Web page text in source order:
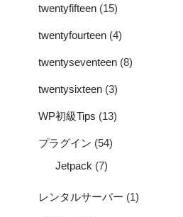
twentyfifteen (15)
twentyfourteen (4)
twentyseventeen (8)
twentysixteen (3)
WP初級Tips (13)
プラグイン (54)
Jetpack (7)
レンタルサーバー (1)